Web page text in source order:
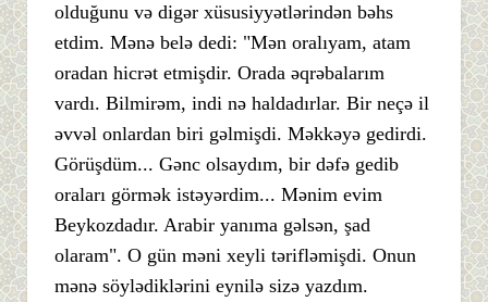
olduğunu və digər xüsusiyyətlərindən bəhs
etdim. Mənə belə dedi: "Mən oralıyam, atam
oradan hicrət etmişdir. Orada əqrəbalarım
vardı. Bilmirəm, indi nə haldadırlar. Bir neçə il
əvvəl onlardan biri gəlmişdi. Məkkəyə gedirdi.
Görüşdüm... Gənc olsaydım, bir dəfə gedib
oraları görmək istəyərdim... Mənim evim
Beykozdadır. Arabir yanıma gəlsən, şad
olaram". O gün məni xeyli tərifləmişdi. Onun
mənə söylədiklərini eynilə sizə yazdım.